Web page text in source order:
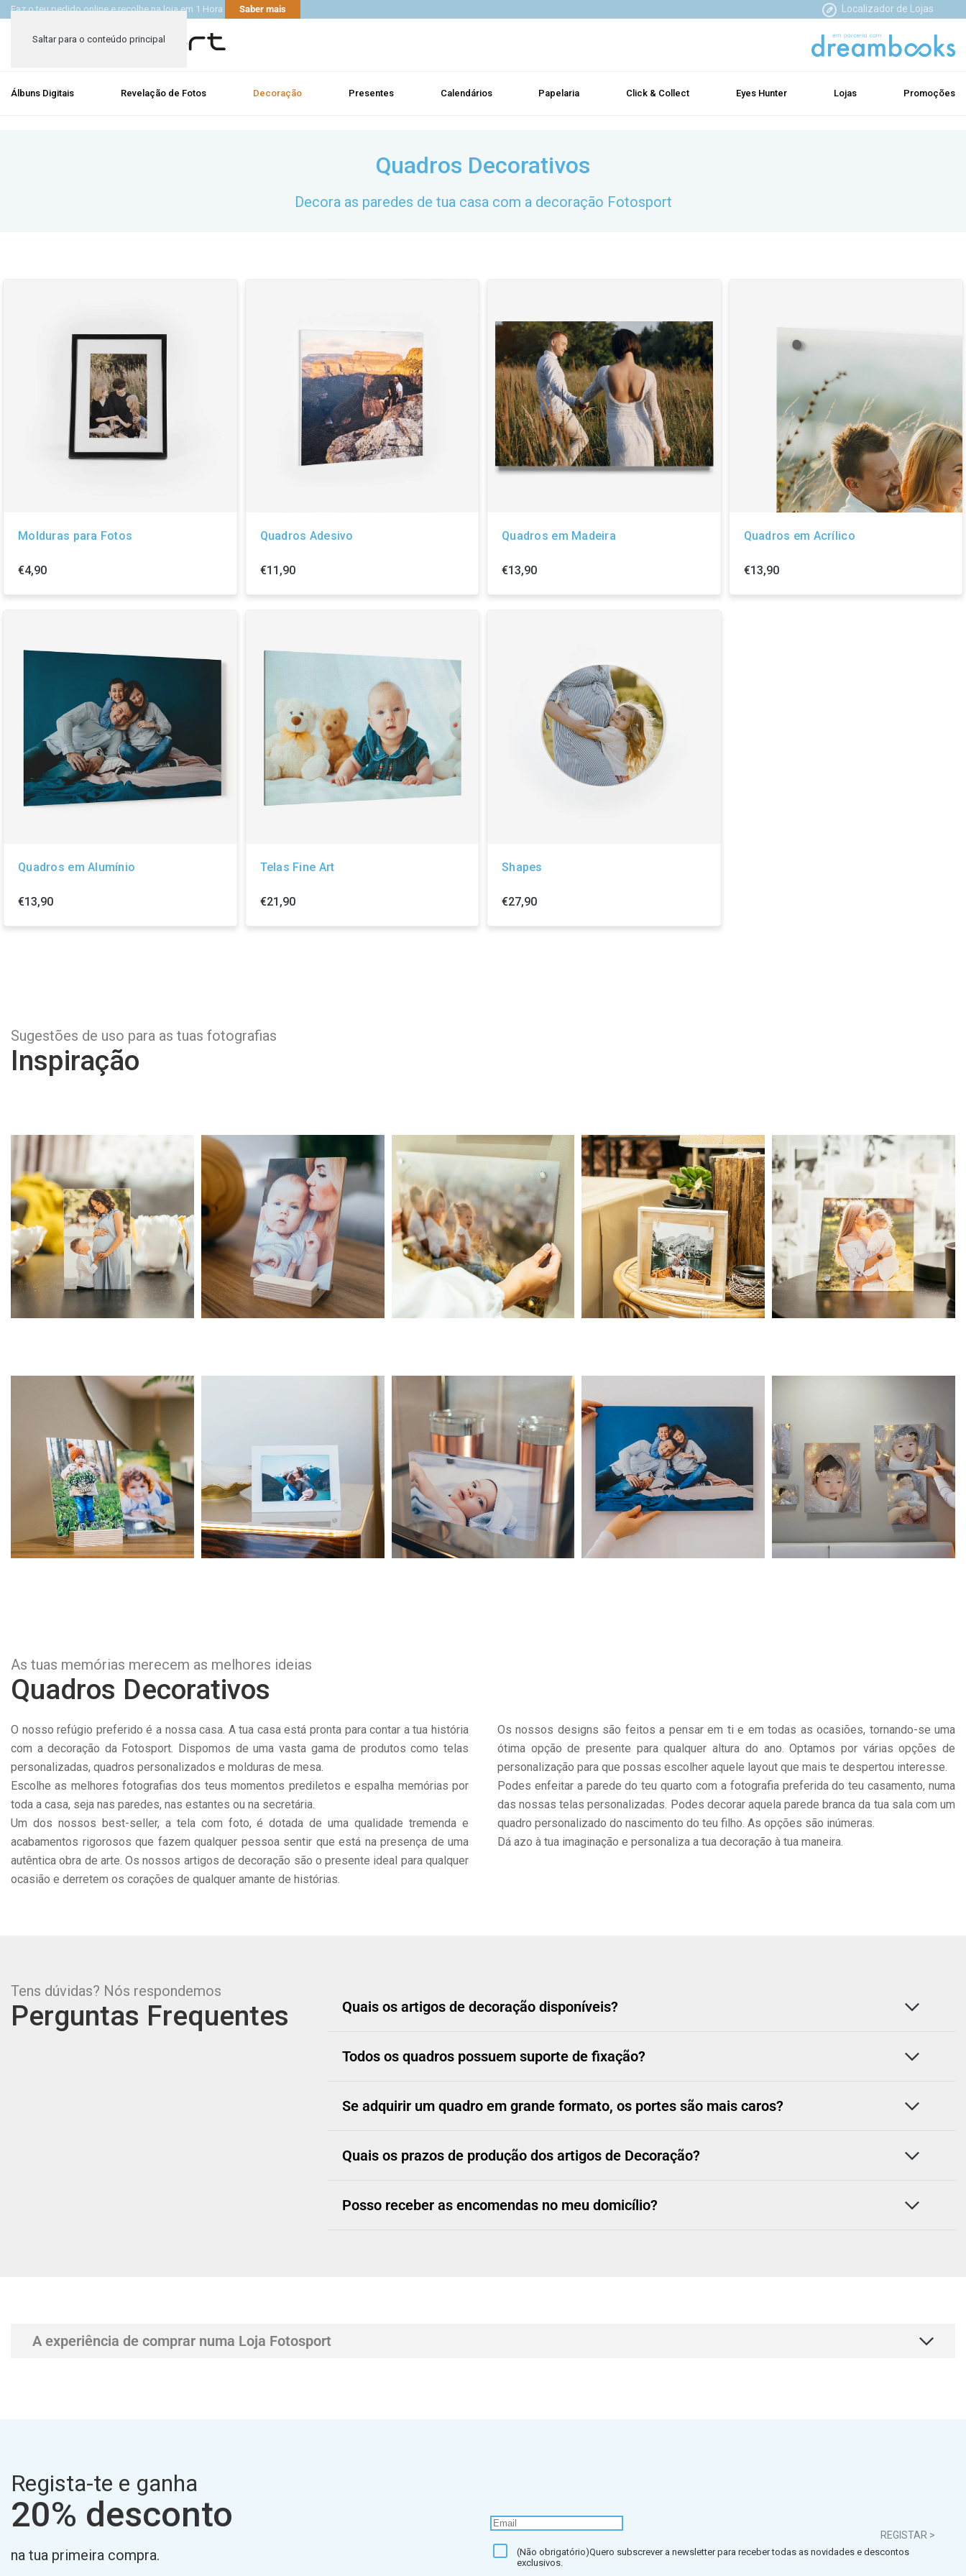
Saltar para o conteúdo principal
Faz o teu pedido online e recolhe na loja em 1 Hora Saber mais Localizador de Lojas
Álbuns Digitais Revelação de Fotos Decoração Presentes Calendários Papelaria Click & Collect Eyes Hunter Lojas Promoções
Quadros Decorativos
Decora as paredes de tua casa com a decoração Fotosport
Molduras para Fotos
€4,90
Quadros Adesivo
€11,90
Quadros em Madeira
€13,90
Quadros em Acrílico
€13,90
Quadros em Alumínio
€13,90
Telas Fine Art
€21,90
Shapes
€27,90
Sugestões de uso para as tuas fotografias
Inspiração
As tuas memórias merecem as melhores ideias
Quadros Decorativos
O nosso refúgio preferido é a nossa casa. A tua casa está pronta para contar a tua história
com a decoração da Fotosport. Dispomos de uma vasta gama de produtos como telas
personalizadas, quadros personalizados e molduras de mesa.
Escolhe as melhores fotografias dos teus momentos prediletos e espalha memórias por
toda a casa, seja nas paredes, nas estantes ou na secretária.
Um dos nossos best-seller, a tela com foto, é dotada de uma qualidade tremenda e
acabamentos rigorosos que fazem qualquer pessoa sentir que está na presença de uma
autêntica obra de arte. Os nossos artigos de decoração são o presente ideal para qualquer
ocasião e derretem os corações de qualquer amante de histórias.
Os nossos designs são feitos a pensar em ti e em todas as ocasiões, tornando-se uma
ótima opção de presente para qualquer altura do ano. Optamos por várias opções de
personalização para que possas escolher aquele layout que mais te despertou interesse.
Podes enfeitar a parede do teu quarto com a fotografia preferida do teu casamento, numa
das nossas telas personalizadas. Podes decorar aquela parede branca da tua sala com um
quadro personalizado do nascimento do teu filho. As opções são inúmeras.
Dá azo à tua imaginação e personaliza a tua decoração à tua maneira.
Tens dúvidas? Nós respondemos
Perguntas Frequentes Quais os artigos de decoração disponíveis?
Todos os quadros possuem suporte de fixação?
Se adquirir um quadro em grande formato, os portes são mais caros?
Quais os prazos de produção dos artigos de Decoração?
Posso receber as encomendas no meu domicílio?
A experiência de comprar numa Loja Fotosport
Regista-te e ganha
20% desconto
na tua primeira compra.
REGISTAR >
(Não obrigatório)Quero subscrever a newsletter para receber todas as novidades e descontos
exclusivos.